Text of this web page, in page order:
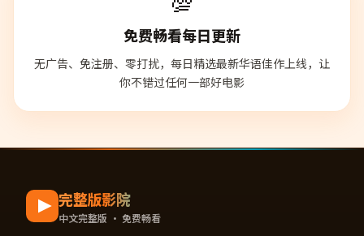
免费畅看每日更新
无广告、免注册、零打扰，每日精选最新华语佳作上线，让
你不错过任何一部好电影
完整版影院
中文完整版 · 免费畅看